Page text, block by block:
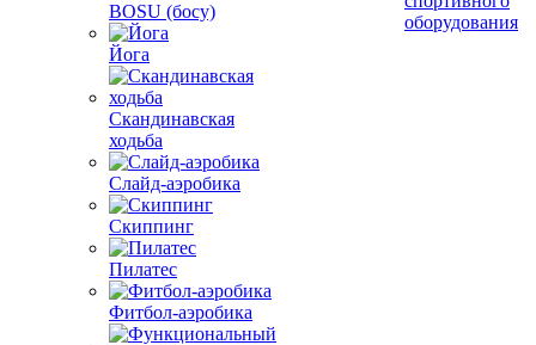
BOSU (босу)
Йога
Скандинавская
ходьба
Слайд-аэробика
Скиппинг
Пилатес
Фитбол-аэробика
оборудования